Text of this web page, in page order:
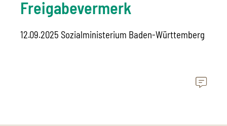
Freigabevermerk
12.09.2025 Sozialministerium Baden-Württemberg